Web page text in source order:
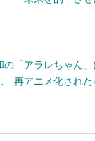
の「アラレちゃん」
再アニメ化された